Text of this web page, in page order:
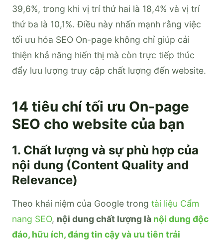
39,6%, trong khi vị trí thứ hai là 18,4% và vị trí
thứ ba là 10,1%. Điều này nhấn mạnh rằng việc
tối ưu hóa SEO On-page không chỉ giúp cải
thiện khả năng hiển thị mà còn trực tiếp thúc
đẩy lưu lượng truy cập chất lượng đến website.
14 tiêu chí tối ưu On-page
SEO cho website của bạn
1. Chất lượng và sự phù hợp của
nội dung (Content Quality and
Relevance)
Theo khái niệm của Google trong tài liệu Cẩm
nang SEO, nội dung chất lượng là nội dung độc
đáo, hữu ích, đáng tin cậy và ưu tiên trải